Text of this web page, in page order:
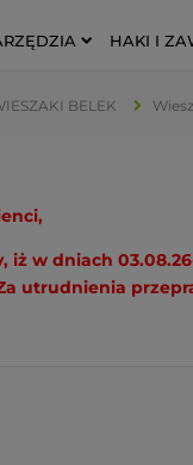
HAKI I
BELEK
iż w dniach
utrudnienia